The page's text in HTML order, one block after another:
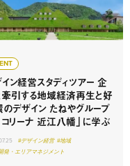
ン経営スタディツアー 企
牽引する地域経済再生と好
デザイン たねやグループ
コリーナ 近江八幡」に学ぶ
#デザイン経営 #地域
発・エリアマネジメント